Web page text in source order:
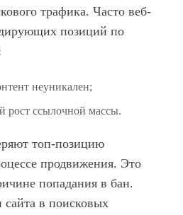
трафика. Часто веб-
позиций по
неуникален;
рост ссылочной массы.
топ-позицию
продвижения. Это
попадания в бан.
в поисковых